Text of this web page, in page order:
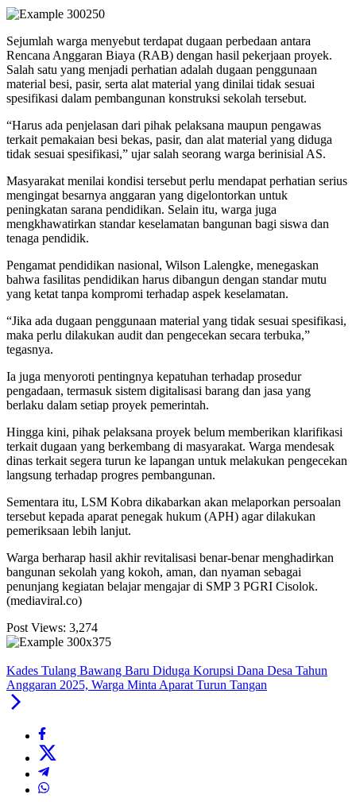
Sejumlah warga menyebut terdapat dugaan perbedaan antara
Rencana Anggaran Biaya (RAB) dengan hasil pekerjaan proyek.
Salah satu yang menjadi perhatian adalah dugaan penggunaan
material besi, pasir, serta alat material yang dinilai tidak sesuai
spesifikasi dalam pembangunan konstruksi sekolah tersebut.
“Harus ada penjelasan dari pihak pelaksana maupun pengawas
terkait pemakaian besi bekas, pasir, dan alat material yang diduga
tidak sesuai spesifikasi,” ujar salah seorang warga berinisial AS.
Masyarakat menilai kondisi tersebut perlu mendapat perhatian serius
mengingat besarnya anggaran yang digelontorkan untuk
peningkatan sarana pendidikan. Selain itu, warga juga
mengkhawatirkan standar keselamatan bangunan bagi siswa dan
tenaga pendidik.
Pengamat pendidikan nasional, Wilson Lalengke, menegaskan
bahwa fasilitas pendidikan harus dibangun dengan standar mutu
yang ketat tanpa kompromi terhadap aspek keselamatan.
“Jika ada dugaan penggunaan material yang tidak sesuai spesifikasi,
maka perlu dilakukan audit dan pengecekan secara terbuka,”
tegasnya.
Ia juga menyoroti pentingnya kepatuhan terhadap prosedur
pengadaan, termasuk sistem digitalisasi barang dan jasa yang
berlaku dalam setiap proyek pemerintah.
Hingga kini, pihak pelaksana proyek belum memberikan klarifikasi
terkait dugaan yang berkembang di masyarakat. Warga mendesak
dinas terkait segera turun ke lapangan untuk melakukan pengecekan
langsung terhadap progres pembangunan.
Sementara itu, LSM Kobra dikabarkan akan melaporkan persoalan
tersebut kepada aparat penegak hukum (APH) agar dilakukan
pemeriksaan lebih lanjut.
Warga berharap hasil akhir revitalisasi benar-benar menghadirkan
bangunan sekolah yang kokoh, aman, dan nyaman sebagai
penunjang kegiatan belajar mengajar di SMP 3 PGRI Cisolok.
(mediaviral.co)
Post Views: 3,274
Kades Tulang Bawang Baru Diduga Korupsi Dana Desa Tahun
Anggaran 2025, Warga Minta Aparat Turun Tangan